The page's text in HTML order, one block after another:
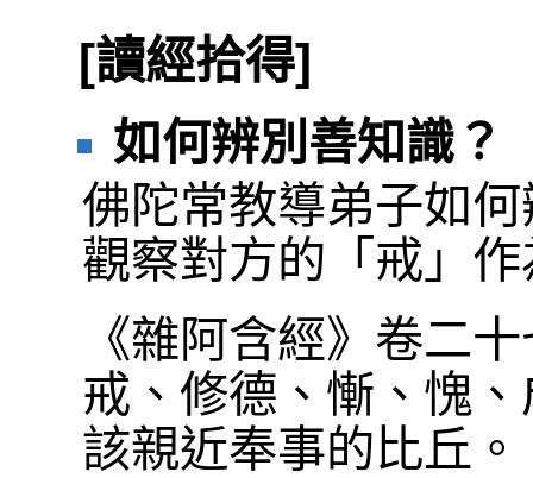
[讀經拾得]
如何辨別善知識？
佛陀常教導弟子如
觀察對方的「戒」
《雜阿含經》卷二
戒、修德、慚、愧
該親近奉事的比丘。